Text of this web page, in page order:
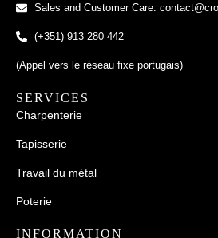
Sales and Customer Care:
(+351) 913 280 442
(Appel vers le réseau fixe portugais)
SERVICES
Charpenterie
Tapisserie
Travail du métal
Poterie
INFORMATION